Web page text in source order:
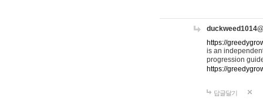
https://
is an
progression
https://
답글달기